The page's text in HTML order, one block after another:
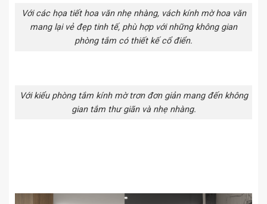
Với các họa tiết hoa văn nhẹ nhàng, vách kính mờ hoa văn
mang lại vẻ đẹp tinh tế, phù hợp với những không gian
phòng tắm có thiết kế cổ điển.
Với kiểu phòng tắm kính mờ trơn đơn giản mang đến không
gian tắm thư giãn và nhẹ nhàng.